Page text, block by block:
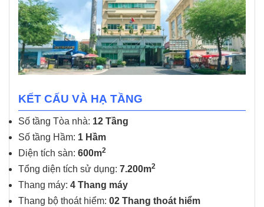
KẾT CẤU VÀ HẠ TẦNG
Số tầng Tòa nhà: 12 Tầng
Số tầng Hầm: 1 Hầm
Diện tích sàn: 600m2
Tổng diện tích sử dụng: 7.200m2
Thang máy: 4 Thang máy
Thang bộ thoát hiểm: 02 Thang thoát hiểm